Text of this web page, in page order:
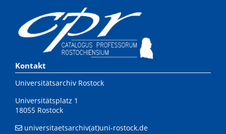
Kontakt
Universitätsarchiv Rostock
Universitätsplatz 1
18055 Rostock
universitaetsarchiv(at)uni-rostock.de